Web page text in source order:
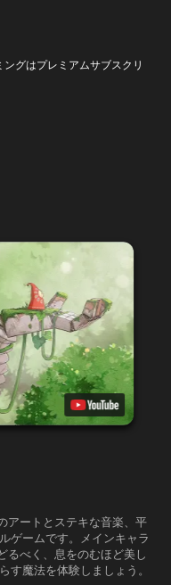
グはプレミアムサブスクリ
アートとステキな音楽、平
ゲームです。メインキャラ
るべく、息をのむほど美し
す魔法を体験しましょう。